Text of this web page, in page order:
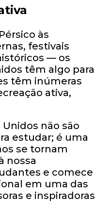
às
festivais
— os
têm algo para
têm inúmeras
ativa,
não são
estudar; é uma
se tornam
nossa
e comece
em uma das
e inspiradoras